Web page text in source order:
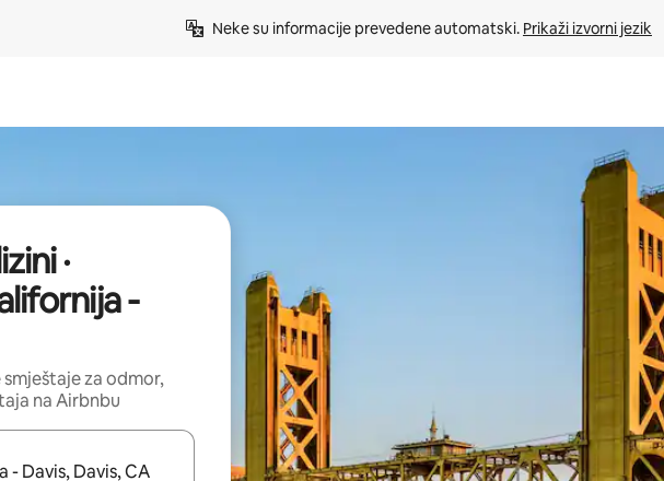
Neke su informacije prevedene automatski. Prikaži izvorni jezik
·
-
za odmor,
na Airbnbu
moći ćete ih pregledati koristeći se strelicama prema gore i prema dolje, kao i dodirom ili